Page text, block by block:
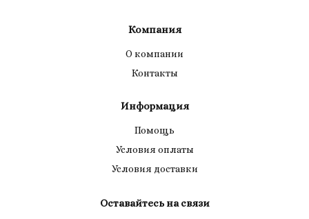
Компания
О компании
Контакты
Информация
Помощь
Условия оплаты
Условия доставки
Оставайтесь на связи